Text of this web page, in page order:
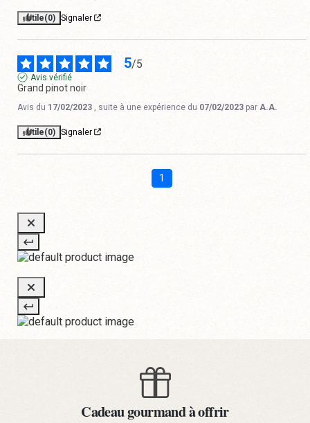
Utile(0) Signaler
5/5
Avis vérifié
Grand pinot noir
Avis du 17/02/2023 , suite à une expérience du 07/02/2023 par A.A.
Utile(0) Signaler
1
Cadeau gourmand à offrir